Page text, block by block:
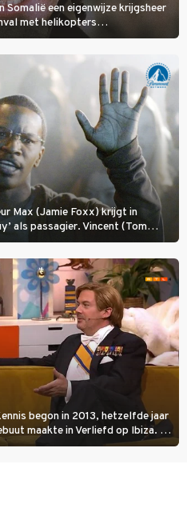
Somalië een eigenwijze krijgsheer
met helikopters
Max (Jamie Foxx) krijgt in
als passagier. Vincent (Tom
de stad door te loodsen om een
begon in 2013, hetzelfde jaar
maakte in Verliefd op Ibiza. In
wat ze nog meer weten van het